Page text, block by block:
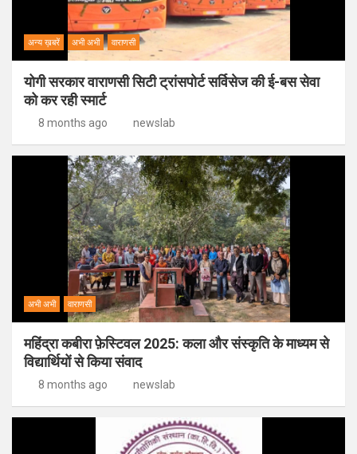
अन्य ख़बरें अभी अभी वाराणसी
योगी सरकार वाराणसी सिटी ट्रांसपोर्ट सर्विसेज की ई-बस सेवा
को कर रही स्मार्ट
8 months ago newslab
अभी अभी वाराणसी
महिंद्रा कबीरा फ़ेस्टिवल 2025: कला और संस्कृति के माध्यम से
विद्यार्थियों से किया संवाद
8 months ago newslab